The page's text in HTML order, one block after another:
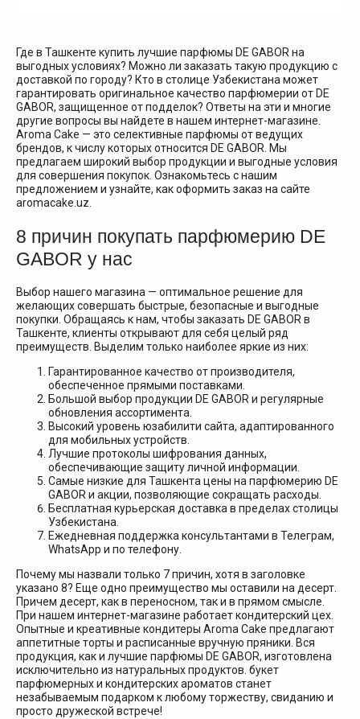
Где в Ташкенте купить лучшие парфюмы DE GABOR на
выгодных условиях? Можно ли заказать такую продукцию с
доставкой по городу? Кто в столице Узбекистана может
гарантировать оригинальное качество парфюмерии от DE
GABOR, защищенное от подделок? Ответы на эти и многие
другие вопросы вы найдете в нашем интернет-магазине.
Aroma Cake — это селективные парфюмы от ведущих
брендов, к числу которых относится DE GABOR. Мы
предлагаем широкий выбор продукции и выгодные условия
для совершения покупок. Ознакомьтесь с нашим
предложением и узнайте, как оформить заказ на сайте
aromacake.uz.
8 причин покупать парфюмерию DE
GABOR у нас
Выбор нашего магазина — оптимальное решение для
желающих совершать быстрые, безопасные и выгодные
покупки. Обращаясь к нам, чтобы заказать DE GABOR в
Ташкенте, клиенты открывают для себя целый ряд
преимуществ. Выделим только наиболее яркие из них:
Гарантированное качество от производителя,
обеспеченное прямыми поставками.
Большой выбор продукции DE GABOR и регулярные
обновления ассортимента.
Высокий уровень юзабилити сайта, адаптированного
для мобильных устройств.
Лучшие протоколы шифрования данных,
обеспечивающие защиту личной информации.
Самые низкие для Ташкента цены на парфюмерию DE
GABOR и акции, позволяющие сокращать расходы.
Бесплатная курьерская доставка в пределах столицы
Узбекистана.
Ежедневная поддержка консультантами в Телеграм,
WhatsApp и по телефону.
Почему мы назвали только 7 причин, хотя в заголовке
указано 8? Еще одно преимущество мы оставили на десерт.
Причем десерт, как в переносном, так и в прямом смысле.
При нашем интернет-магазине работает кондитерский цех.
Опытные и креативные кондитеры Aroma Cake предлагают
аппетитные торты и расписанные вручную пряники. Вся
продукция, как и лучшие парфюмы DE GABOR, изготовлена
исключительно из натуральных продуктов. букет
парфюмерных и кондитерских ароматов станет
незабываемым подарком к любому торжеству, свиданию и
просто дружеской встрече!